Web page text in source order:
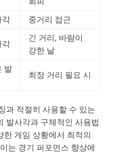
각 중거리 접근
각
긴 거리, 바람이
강한 날
발
최장 거리 필요 시
과 적절히 사용할 수 있는
발사각과 구체적인 사용법
게임 상황에서 최적의
는 경기 퍼포먼스 향상에